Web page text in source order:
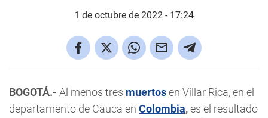
1 de octubre de 2022 - 17:24
BOGOTÁ.- Al menos tres muertosen Villar Rica, en el
departamento de Cauca en Colombia,es el resultado